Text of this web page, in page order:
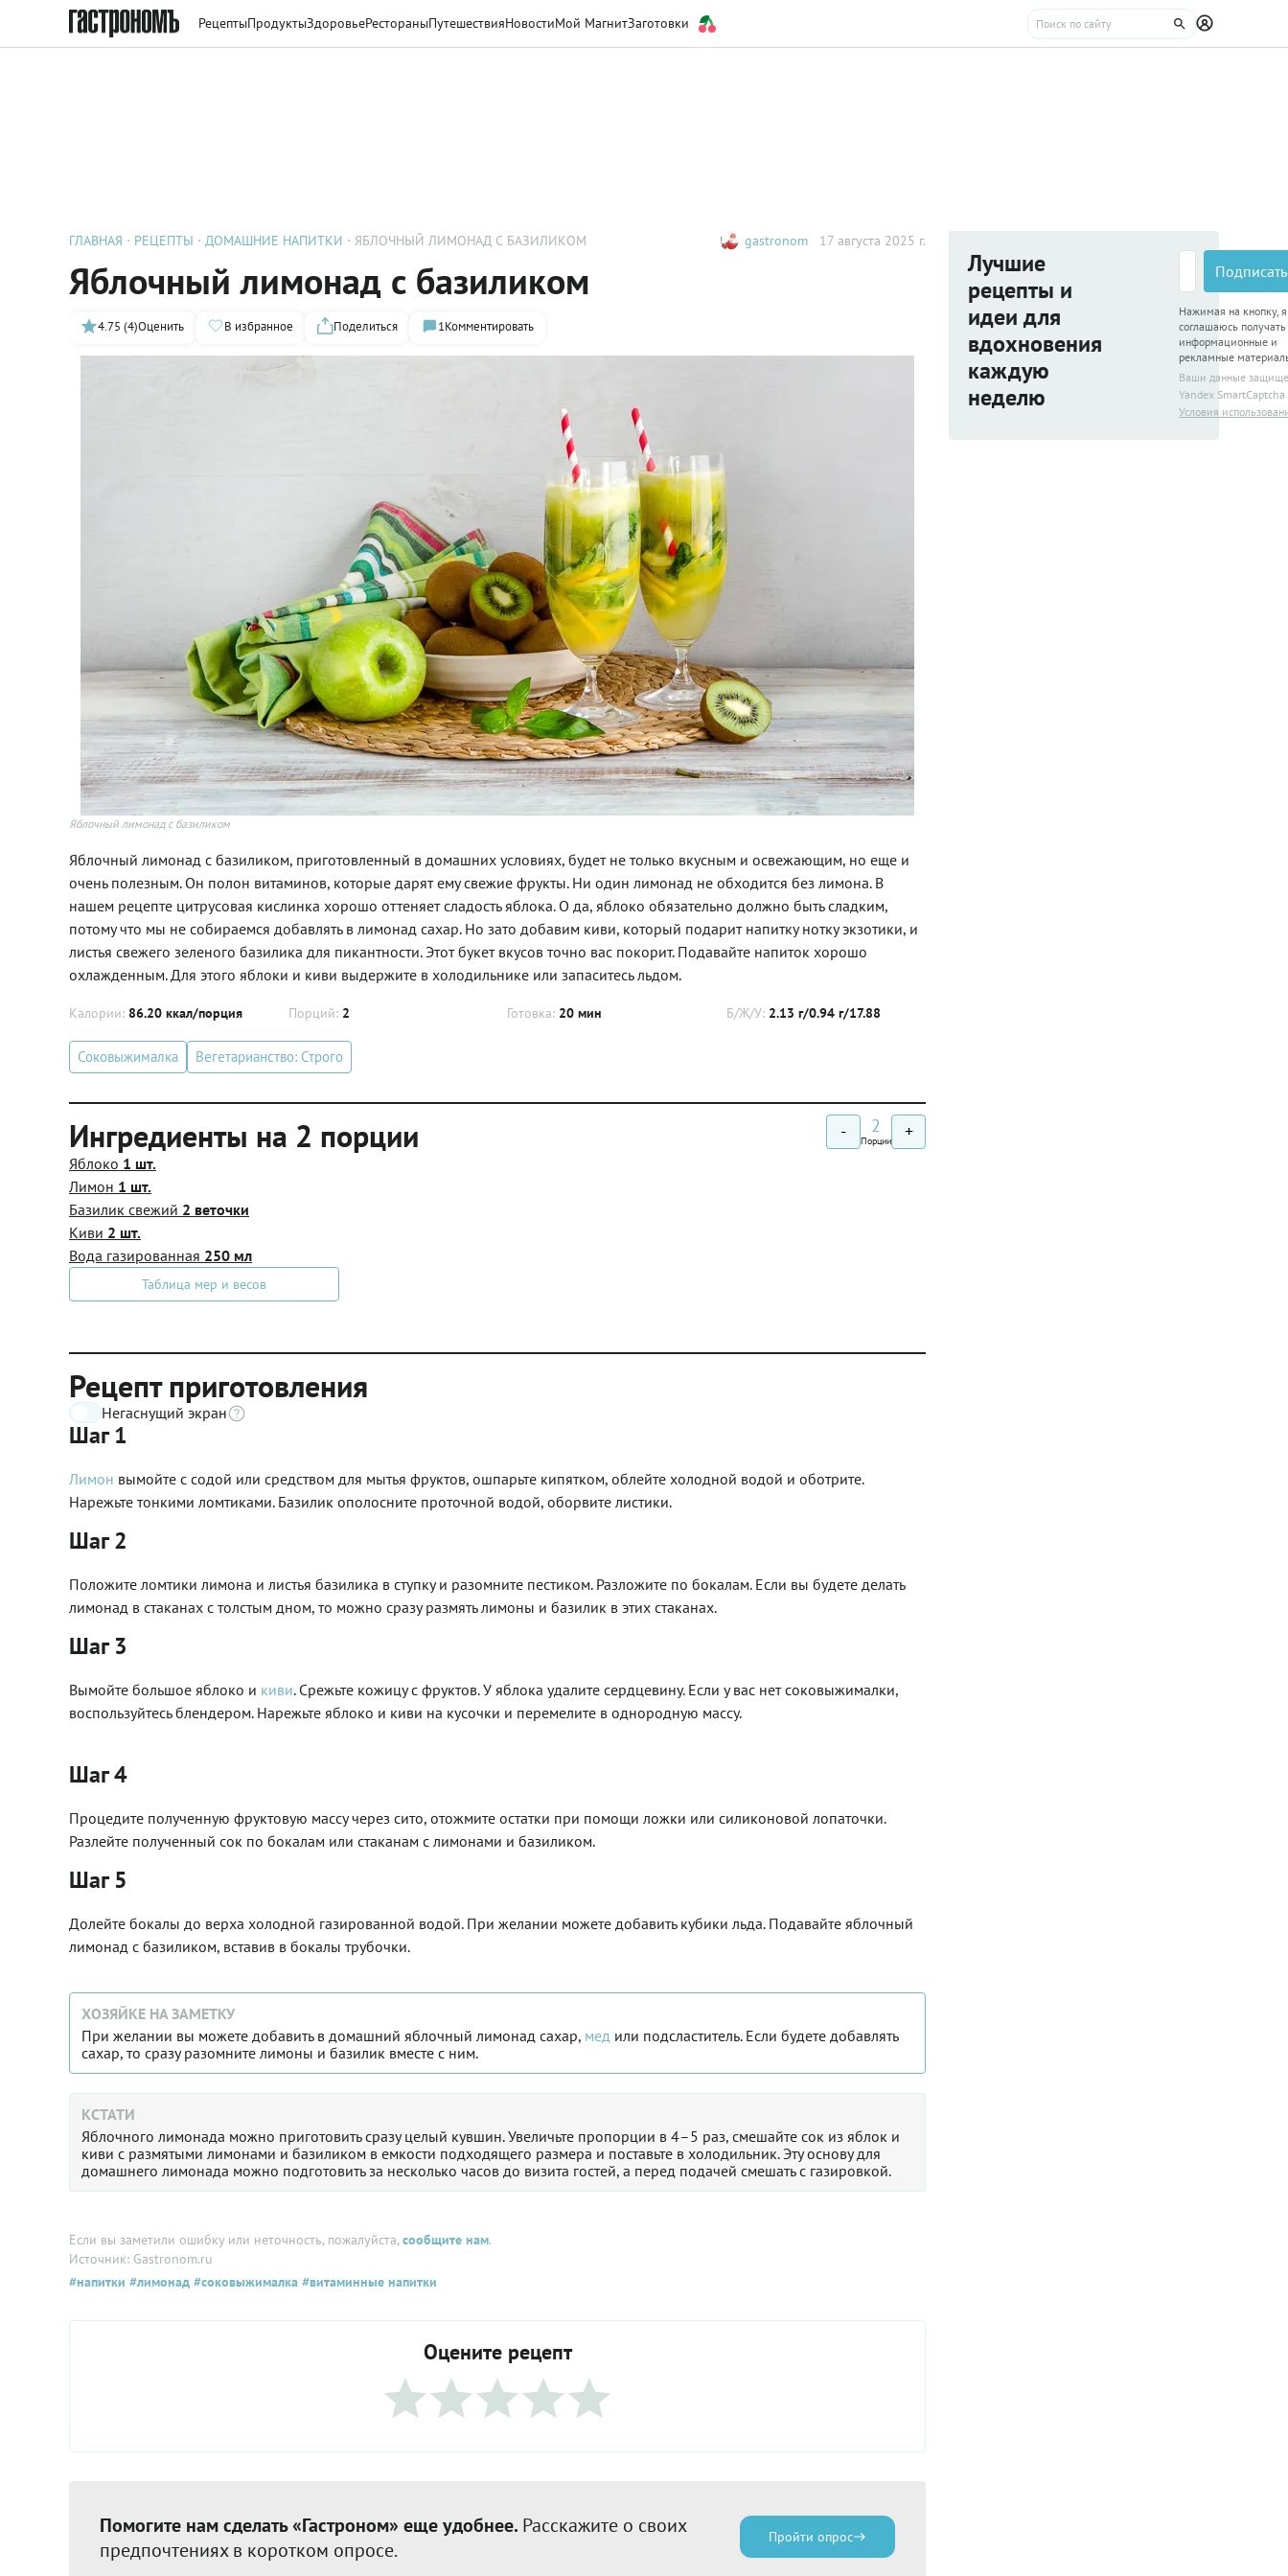
РецептыПродуктыЗдоровьеРестораныПутешествияНовостиМой МагнитЗаготовки
ГЛАВНАЯ РЕЦЕПТЫ ДОМАШНИЕ НАПИТКИ ЯБЛОЧНЫЙ ЛИМОНАД С БАЗИЛИКОМ gastronom 17 августа 2025 г.
Яблочный лимонад с базиликом
4.75 (4)Оценить В избранное Поделиться 1Комментировать
Яблочный лимонад с базиликом
Яблочный лимонад с базиликом, приготовленный в домашних условиях, будет не только вкусным и освежающим, но еще и
очень полезным. Он полон витаминов, которые дарят ему свежие фрукты. Ни один лимонад не обходится без лимона. В
нашем рецепте цитрусовая кислинка хорошо оттеняет сладость яблока. О да, яблоко обязательно должно быть сладким,
потому что мы не собираемся добавлять в лимонад сахар. Но зато добавим киви, который подарит напитку нотку экзотики, и
листья свежего зеленого базилика для пикантности. Этот букет вкусов точно вас покорит. Подавайте напиток хорошо
охлажденным. Для этого яблоки и киви выдержите в холодильнике или запаситесь льдом.
Калории: 86.20 ккал/порция Порций: 2 Готовка: 20 мин Б/Ж/У: 2.13 г/0.94 г/17.88
Соковыжималка Вегетарианство: Строго
Ингредиенты на 2 порции - 2
Порции +
Яблоко 1 шт.
Лимон 1 шт.
Базилик свежий 2 веточки
Киви 2 шт.
Вода газированная 250 мл
Таблица мер и весов
Рецепт приготовления
Негаснущий экран
Шаг 1
Лимон вымойте с содой или средством для мытья фруктов, ошпарьте кипятком, облейте холодной водой и оботрите.
Нарежьте тонкими ломтиками. Базилик ополосните проточной водой, оборвите листики.
Шаг 2
Положите ломтики лимона и листья базилика в ступку и разомните пестиком. Разложите по бокалам. Если вы будете делать
лимонад в стаканах с толстым дном, то можно сразу размять лимоны и базилик в этих стаканах.
Шаг 3
Вымойте большое яблоко и киви. Срежьте кожицу с фруктов. У яблока удалите сердцевину. Если у вас нет соковыжималки,
воспользуйтесь блендером. Нарежьте яблоко и киви на кусочки и перемелите в однородную массу.
Шаг 4
Процедите полученную фруктовую массу через сито, отожмите остатки при помощи ложки или силиконовой лопаточки.
Разлейте полученный сок по бокалам или стаканам с лимонами и базиликом.
Шаг 5
Долейте бокалы до верха холодной газированной водой. При желании можете добавить кубики льда. Подавайте яблочный
лимонад с базиликом, вставив в бокалы трубочки.
ХОЗЯЙКЕ НА ЗАМЕТКУ
При желании вы можете добавить в домашний яблочный лимонад сахар, мед или подсластитель. Если будете добавлять
сахар, то сразу разомните лимоны и базилик вместе с ним.
КСТАТИ
Яблочного лимонада можно приготовить сразу целый кувшин. Увеличьте пропорции в 4–5 раз, смешайте сок из яблок и
киви с размятыми лимонами и базиликом в емкости подходящего размера и поставьте в холодильник. Эту основу для
домашнего лимонада можно подготовить за несколько часов до визита гостей, а перед подачей смешать с газировкой.
Если вы заметили ошибку или неточность, пожалуйста,сообщите нам.
Источник: Gastronom.ru
#напитки #лимонад #соковыжималка #витаминные напитки
Оцените рецепт
Помогите нам сделать «Гастроном» еще удобнее. Расскажите о своих
предпочтениях в коротком опросе.
Пройти опрос
Лучшие
рецепты и
идеи для
вдохновения
каждую
неделю
Нажимая на кнопку, я
соглашаюсь получать
информационные и
рекламные
Ваши данные
Yandex SmartCaptcha
Условия